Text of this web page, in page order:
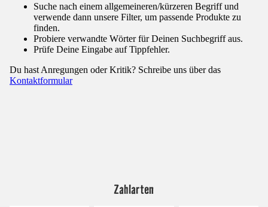
Suche nach einem allgemeineren/kürzeren Begriff und
verwende dann unsere Filter, um passende Produkte zu
finden.
Probiere verwandte Wörter für Deinen Suchbegriff aus.
Prüfe Deine Eingabe auf Tippfehler.
Du hast Anregungen oder Kritik? Schreibe uns über das
Kontaktformular
Zahlarten